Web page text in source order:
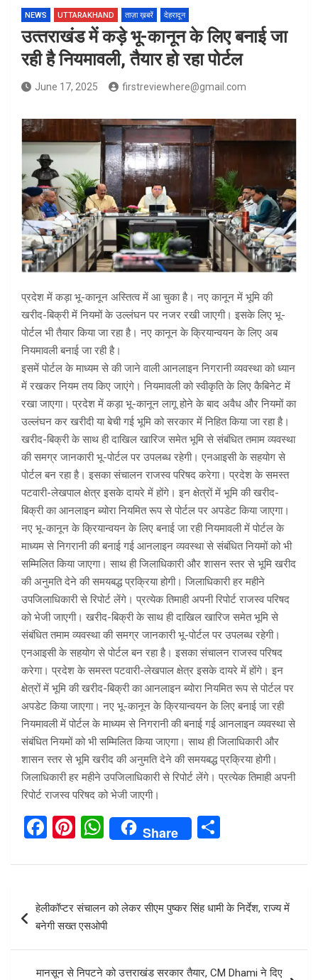
NEWS UTTARAKHAND ताज़ा ख़बरें देहरादून
उत्‍तराखंड में कड़े भू-कानून के लिए बनाई जा
रही है नियमावली, तैयार हो रहा पोर्टल
June 17, 2025 firstreviewhere@gmail.com
प्रदेश में कड़ा भू-कानून अस्तित्व में आ चुका है। नए कानून में भूमि की
खरीद-बिक्री में नियमों के उल्लंघन पर नजर रखी जाएगी। इसके लिए भू-
पोर्टल भी तैयार किया जा रहा है। नए कानून के क्रियान्वयन के लिए अब
नियमावली बनाई जा रही है।
इसमें पोर्टल के माध्यम से की जाने वाली आनलाइन निगरानी व्यवस्था को ध्यान
में रखकर नियम तय किए जाएंगे। नियमावली को स्वीकृति के लिए कैबिनेट में
रखा जाएगा। प्रदेश में कड़ा भू-कानून लागू होने के बाद अवैध और नियमों का
उल्लंघन कर खरीदी या बेची गई भूमि को सरकार में निहित किया जा रहा है।
खरीद-बिक्री के साथ ही दाखिल खारिज समेत भूमि से संबंधित तमाम व्यवस्था
की समग्र जानकारी भू-पोर्टल पर उपलब्ध रहेगी। एनआइसी के सहयोग से
पोर्टल बन रहा है। इसका संचालन राजस्व परिषद करेगा। प्रदेश के समस्त
पटवारी-लेखपाल क्षेत्र इसके दायरे में होंगे। इन क्षेत्रों में भूमि की खरीद-
बिक्री का आनलाइन ब्योरा नियमित रूप से पोर्टल पर अपडेट किया जाएगा।
नए भू-कानून के क्रियान्वयन के लिए बनाई जा रही नियमावली में पोर्टल के
माध्यम से निगरानी की बनाई गई आनलाइन व्यवस्था से संबंधित नियमों को भी
सम्मिलित किया जाएगा। साथ ही जिलाधिकारी और शासन स्तर से भूमि खरीद
की अनुमति देने की समयबद्ध प्रक्रिया होगी। जिलाधिकारी हर महीने
उपजिलाधिकारी से रिपोर्ट लेंगे। प्रत्येक तिमाही अपनी रिपोर्ट राजस्व परिषद
को भेजी जाएगी। खरीद-बिक्री के साथ ही दाखिल खारिज समेत भूमि से
संबंधित तमाम व्यवस्था की समग्र जानकारी भू-पोर्टल पर उपलब्ध रहेगी।
एनआइसी के सहयोग से पोर्टल बन रहा है। इसका संचालन राजस्व परिषद
करेगा। प्रदेश के समस्त पटवारी-लेखपाल क्षेत्र इसके दायरे में होंगे। इन
क्षेत्रों में भूमि की खरीद-बिक्री का आनलाइन ब्योरा नियमित रूप से पोर्टल पर
अपडेट किया जाएगा। नए भू-कानून के क्रियान्वयन के लिए बनाई जा रही
नियमावली में पोर्टल के माध्यम से निगरानी की बनाई गई आनलाइन व्यवस्था से
संबंधित नियमों को भी सम्मिलित किया जाएगा। साथ ही जिलाधिकारी और
शासन स्तर से भूमि खरीद की अनुमति देने की समयबद्ध प्रक्रिया होगी।
जिलाधिकारी हर महीने उपजिलाधिकारी से रिपोर्ट लेंगे। प्रत्येक तिमाही अपनी
रिपोर्ट राजस्व परिषद को भेजी जाएगी।
F
ce
b
o
k
Pi
er
es
t
W
at
s
A
p
Share
ar
e
navigation
हेलीकॉप्टर संचालन को लेकर सीएम पुष्कर सिंह धामी के निर्देश, राज्य में
बनेगी सख्त एसओपी
मानसून से निपटने को उत्तराखंड सरकार तैयार, CM Dhami ने दिए